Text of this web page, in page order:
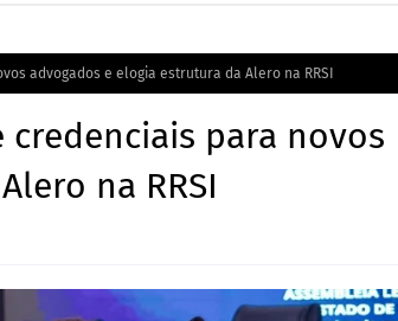
advogados e elogia estrutura da Alero na RRSI
credenciais para novos
na RRSI